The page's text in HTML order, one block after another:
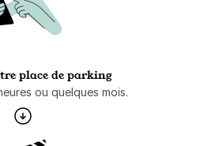
place de parking
ou quelques mois.